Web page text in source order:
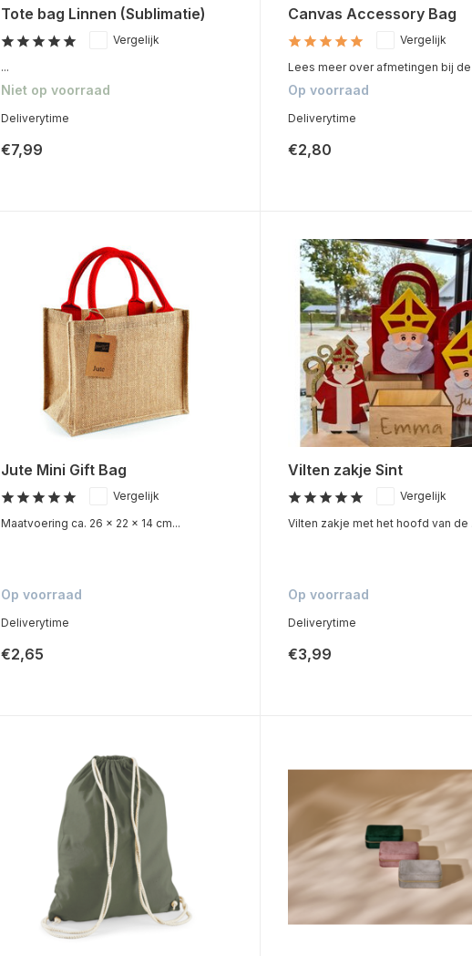
Tote bag Linnen (Sublimatie)
Vergelijk
...
Niet op voorraad
Deliverytime
€7,99
Canvas Accessory Bag
Vergelijk
Lees meer over afmetingen bij de
Op voorraad
Deliverytime
€2,80
Jute Mini Gift Bag
Vergelijk
Maatvoering ca. 26 x 22 x 14 cm...
Op voorraad
Deliverytime
€2,65
Vilten zakje Sint
Vergelijk
Vilten zakje met het hoofd van de
Op voorraad
Deliverytime
€3,99